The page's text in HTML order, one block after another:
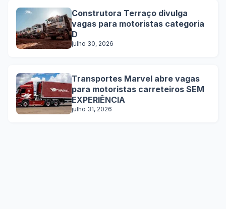
Construtora Terraço divulga
vagas para motoristas categoria
D
julho 30, 2026
Transportes Marvel abre vagas
para motoristas carreteiros SEM
EXPERIÊNCIA
julho 31, 2026